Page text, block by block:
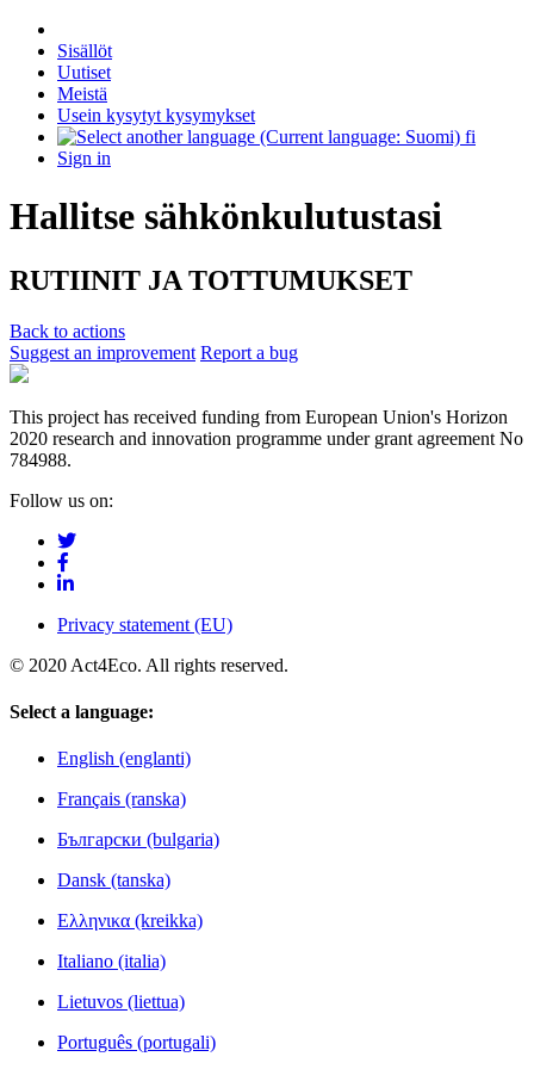
Sisällöt
Uutiset
Meistä
Usein kysytyt kysymykset
fi
Sign in
Hallitse sähkönkulutustasi
RUTIINIT JA TOTTUMUKSET
Back to actions
Suggest an improvement Report a bug
This project has received funding from European Union's Horizon
2020 research and innovation programme under grant agreement No
784988.
Follow us on:
Privacy statement (EU)
© 2020 Act4Eco. All rights reserved.
Select a language:
English (englanti)
Français (ranska)
Български (bulgaria)
Dansk (tanska)
Ελληνικα (kreikka)
Italiano (italia)
Lietuvos (liettua)
Português (portugali)